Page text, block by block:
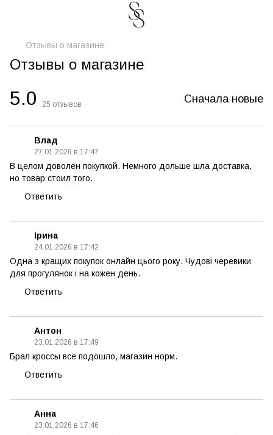
Отзывы о магазине
Отзывы о магазине
5.0 25 отзывов Сначала новые
Влад
27.01.2026 в 17:47
В целом доволен покупкой. Немного дольше шла доставка,
но товар стоил того.
Ответить
Ірина
24.01.2026 в 17:42
Одна з кращих покупок онлайн цього року. Чудові черевики
для прогулянок і на кожен день.
Ответить
Антон
23.01.2026 в 17:49
Брал кроссы все подошло, магазин норм.
Ответить
Анна
23.01.2026 в 17:46